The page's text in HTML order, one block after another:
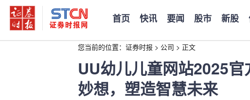
首页 快讯 要闻 股市 新股
您当前的位置： 证券时报 > 公司 > 正文
UU幼儿儿童网站2025
妙想，塑造智慧未来